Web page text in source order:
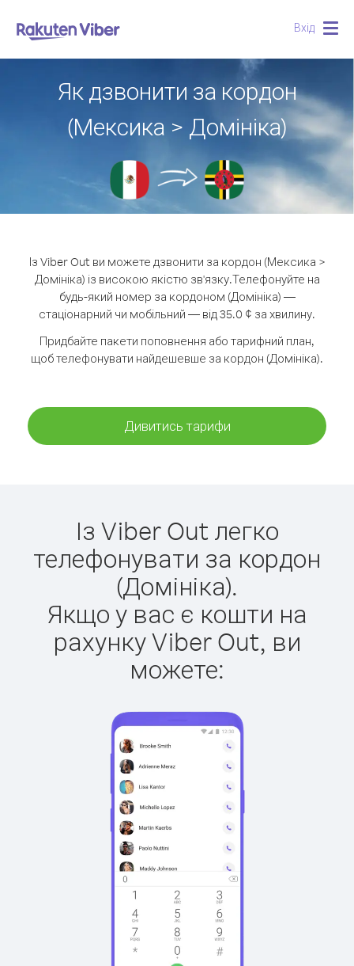
Вхід
Як дзвонити за кордон
(Мексика > Домініка)
Із Viber Out ви можете дзвонити за кордон (Мексика >
Домініка) із високою якістю зв'язку.Телефонуйте на
будь-який номер за кордоном (Домініка) —
стаціонарний чи мобільний — від 35.0 ¢ за хвилину.
Придбайте пакети поповнення або тарифний план,
щоб телефонувати найдешевше за кордон (Домініка).
Дивитись тарифи
Із Viber Out легко
телефонувати за кордон
(Домініка).
Якщо у вас є кошти на
рахунку Viber Out, ви
можете: